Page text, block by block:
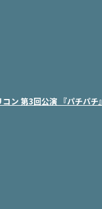
ン 第3回公演 『パチパチ』